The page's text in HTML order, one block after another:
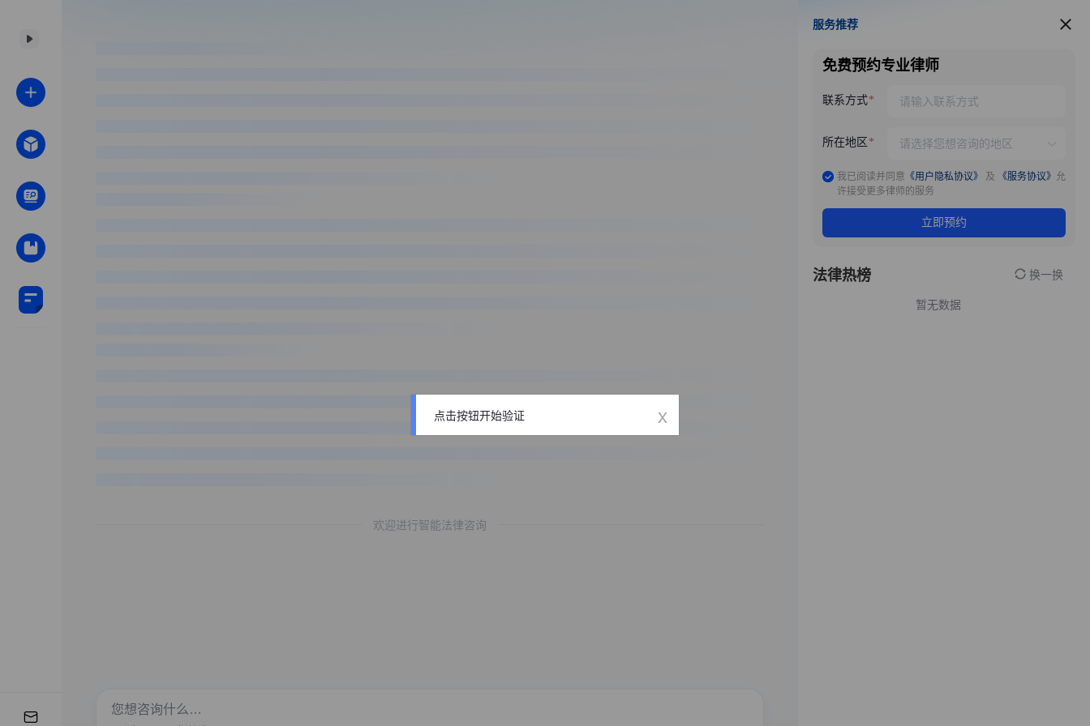
欢迎进行智能法律咨询
服务推荐
服务推荐
免费预约专业律师
联系方式
所在地区
我已阅读并同意 《用户隐私协议》 及 《服务协议》 允
许接受更多律师的服务
立即预约
法律热榜 换一换
暂无数据
点击按钮开始验证 x